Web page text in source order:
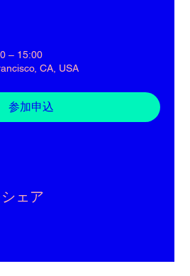
– 15:00
CA, USA
参加申込
ェア